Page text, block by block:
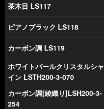
茶木目 LS117
ピアノブラック LS118
カーボン調 LS119
ホワイトパールクリスタルシャ
イン LSTH200-3-070
カーボン調[綾織り]LSH200-3-
254